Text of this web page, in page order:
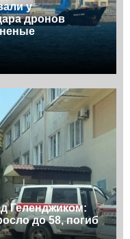
у
дронов
Геленджиком:
до 58, погиб